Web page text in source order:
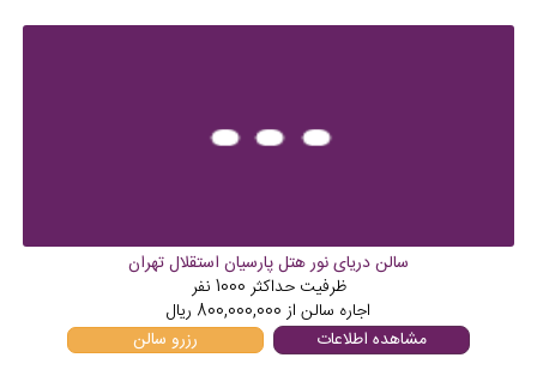
سالن دریای نور هتل پارسیان استقلال تهران
ظرفیت حداکثر 1000 نفر
اجاره سالن از800,000,000 ریال
مشاهده اطلاعات
رزرو سالن